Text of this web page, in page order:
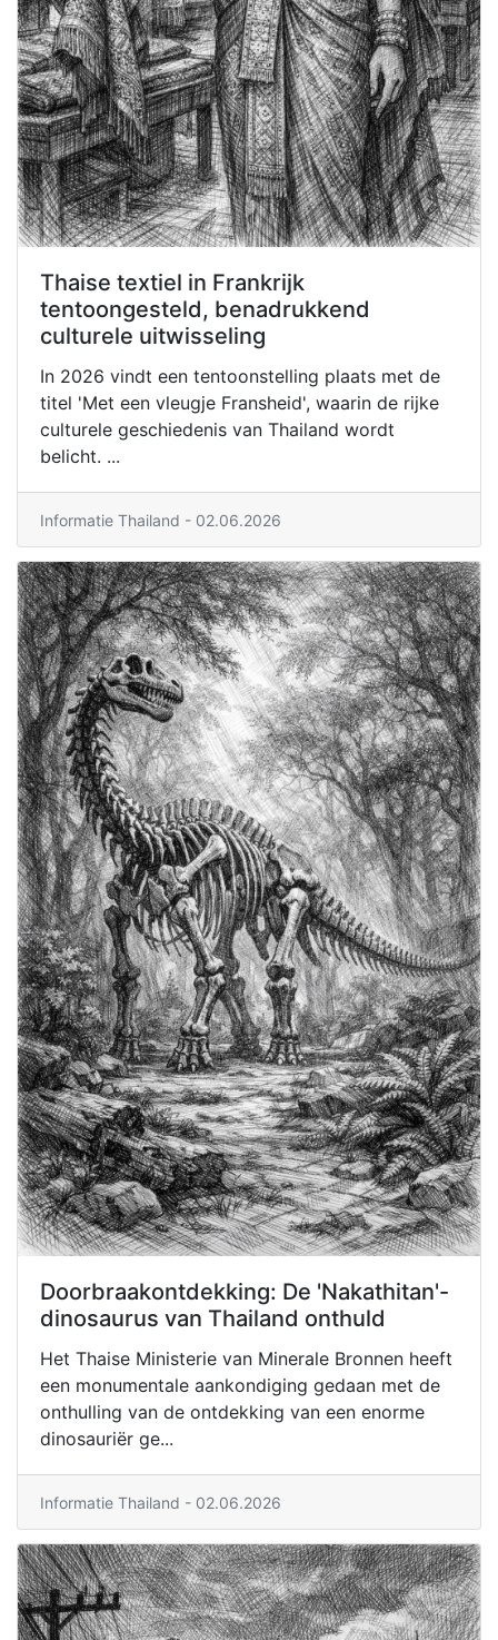
Thaise textiel in Frankrijk
tentoongesteld, benadrukkend
culturele uitwisseling
In 2026 vindt een tentoonstelling plaats met de
titel 'Met een vleugje Fransheid', waarin de rijke
culturele geschiedenis van Thailand wordt
belicht. ...
Informatie Thailand - 02.06.2026
Doorbraakontdekking: De 'Nakathitan'-
dinosaurus van Thailand onthuld
Het Thaise Ministerie van Minerale Bronnen heeft
een monumentale aankondiging gedaan met de
onthulling van de ontdekking van een enorme
dinosauriër ge...
Informatie Thailand - 02.06.2026